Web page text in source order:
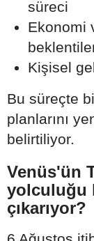
süreci
Ekonomi
Kişisel
Bu süreçte
planlarını
belirtiliyor.
Venüs'ün
yolculuğu
çıkarıyor?